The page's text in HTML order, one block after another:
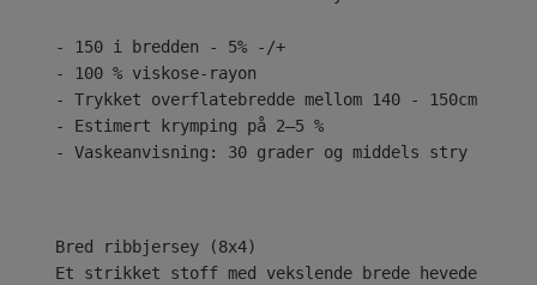
- 150 i bredden - 5% -/+
- 100 % viskose-rayon
- Trykket overflatebredde mellom 140 - 150cm
- Estimert krymping på 2–5 %
- Vaskeanvisning: 30 grader og middels stry
Bred ribbjersey (8x4)
Et strikket stoff med vekslende brede hevede og